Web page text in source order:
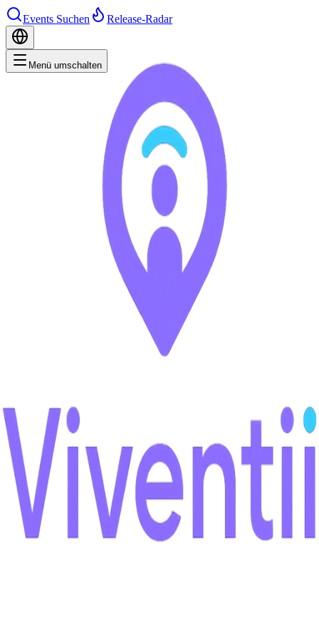
Events Suchen Release-Radar
Menü umschalten